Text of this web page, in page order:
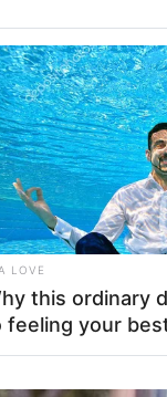
pelo
com o Wolf
LOVE
this ordinary
feeling your